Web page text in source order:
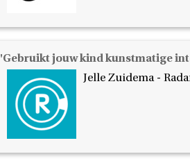
'Gebruikt jouw kind kunstmatige
Jelle Zuidema -